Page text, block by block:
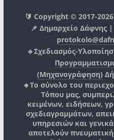
🔰 Copyright © 2017-
📌 Δημαρχείο Δάφνης
🔹Σχεδιασμός-
(Μηχανογράφηση)
🔸Το σύνολο του
Τόπου μας,
κειμένων, ειδήσεων,
σχεδιαγραμμάτων,
υπηρεσιών και
αποτελούν